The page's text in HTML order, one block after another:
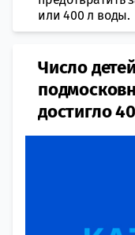
или 400 л воды.
Число
достигло 40